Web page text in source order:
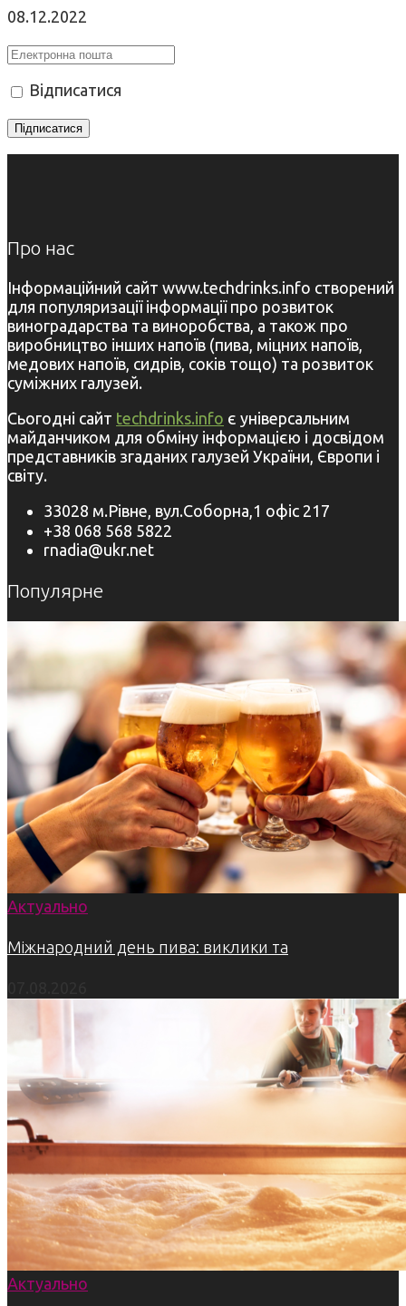
08.12.2022
Відписатися
Про нас
Інформаційний сайт www.techdrinks.info створений
для популяризації інформації про розвиток
виноградарства та виноробства, а також про
виробництво інших напоїв (пива, міцних напоїв,
медових напоїв, сидрів, соків тощо) та розвиток
суміжних галузей.
Сьогодні сайт techdrinks.info є універсальним
майданчиком для обміну інформацією і досвідом
представників згаданих галузей України, Європи і
світу.
33028 м.Рівне, вул.Соборна,1 офіс 217
+38 068 568 5822
rnadia@ukr.net
Популярне
Актуально
Міжнародний день пива: виклики та
Актуально